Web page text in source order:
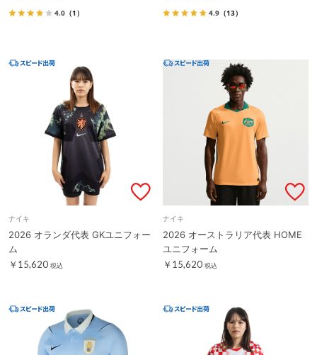
4.0 （1） 4.9 （13）
ナイキ
2026 オランダ代表 GKユニフォー
ム
￥15,620 税込
ナイキ
2026 オーストラリア代表 HOME
ユニフォーム
￥15,620 税込